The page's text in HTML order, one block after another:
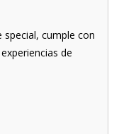
cumple con
de